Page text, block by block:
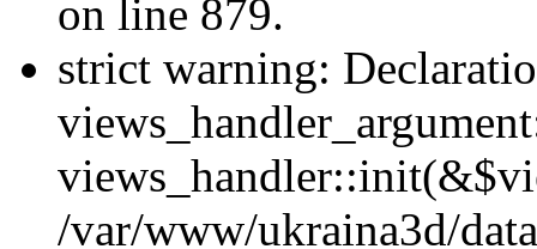
on line 879.
strict warning:
/var/www/ukraina3d/